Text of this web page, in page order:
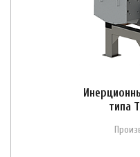
типа